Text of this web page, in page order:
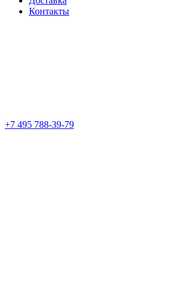
Контакты
+7 495 788-39-79